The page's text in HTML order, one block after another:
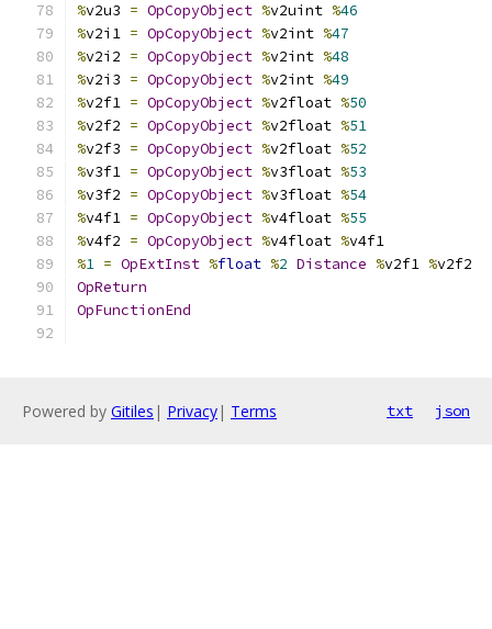
%v2u3 = OpCopyObject %v2uint %46
%v2i1 = OpCopyObject %v2int %47
%v2i2 = OpCopyObject %v2int %48
%v2i3 = OpCopyObject %v2int %49
%v2f1 = OpCopyObject %v2float %50
%v2f2 = OpCopyObject %v2float %51
%v2f3 = OpCopyObject %v2float %52
%v3f1 = OpCopyObject %v3float %53
%v3f2 = OpCopyObject %v3float %54
%v4f1 = OpCopyObject %v4float %55
%v4f2 = OpCopyObject %v4float %v4f1
%1 = OpExtInst %float %2 Distance %v2f1 %v2f2
OpReturn
OpFunctionEnd
Powered by Gitiles | Privacy| Terms txt json